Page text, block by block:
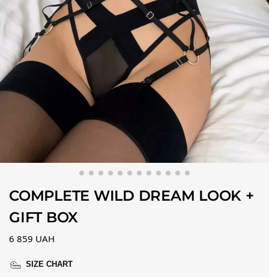
COMPLETE WILD DREAM LOOK +
GIFT BOX
6 859 UAH
SIZE CHART